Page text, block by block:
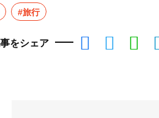
#旅行
をシェア